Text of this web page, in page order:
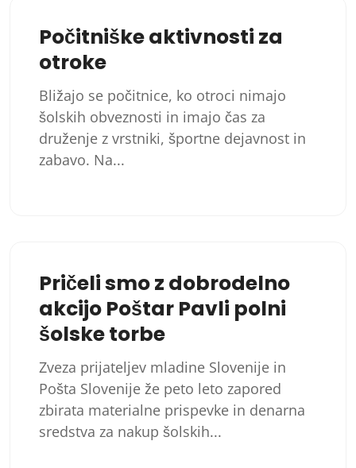
Počitniške aktivnosti za
otroke
Bližajo se počitnice, ko otroci nimajo
šolskih obveznosti in imajo čas za
druženje z vrstniki, športne dejavnost in
zabavo. Na...
Pričeli smo z dobrodelno
akcijo Poštar Pavli polni
šolske torbe
Zveza prijateljev mladine Slovenije in
Pošta Slovenije že peto leto zapored
zbirata materialne prispevke in denarna
sredstva za nakup šolskih...